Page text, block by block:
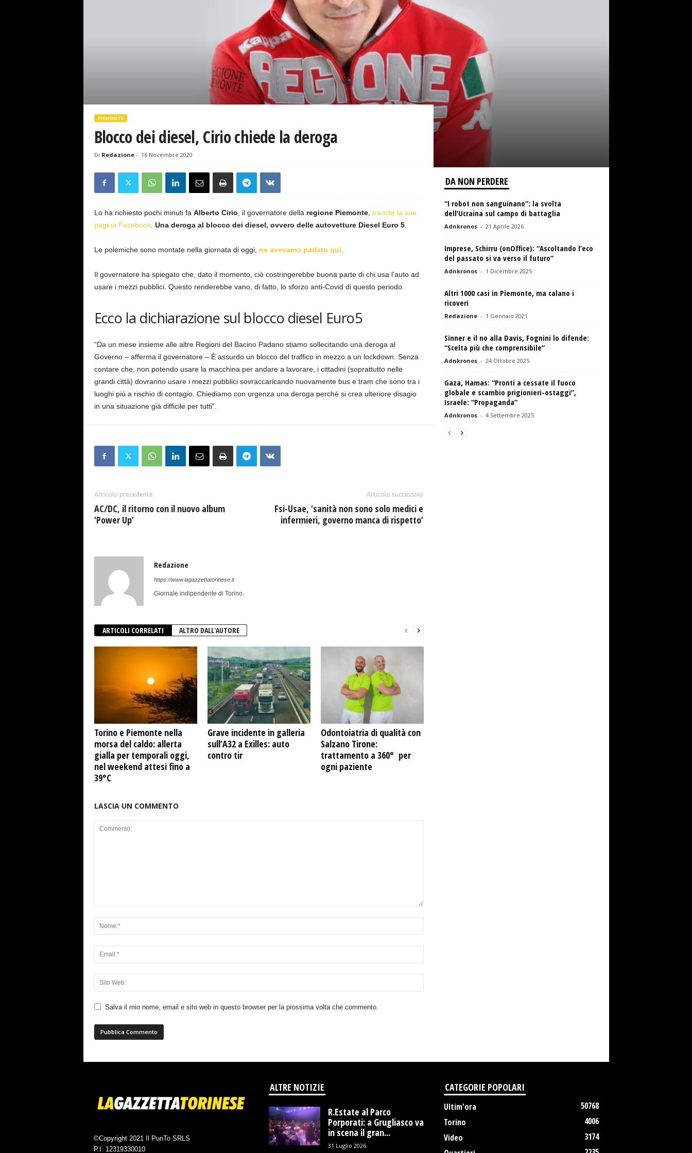
PIEMONTE
Blocco dei diesel, Cirio chiede la deroga
Di Redazione- 16 Novembre 2020
Lo ha richiesto pochi minuti fa Alberto Cirio , il governatore della regione Piemonte, tramite la sua
pagina Facebook. Una deroga al blocco dei diesel, ovvero delle autovetture Diesel Euro 5.
Le polemiche sono montate nella giornata di oggi, ne avevamo parlato qui
Il governatore ha spiegato che, dato il momento, ciò costringerebbe buona parte di chi usa l’auto ad
usare i mezzi pubblici. Questo renderebbe vano, di fatto, lo sforzo anti-Covid di questo periodo.
Ecco la dichiarazione sul blocco diesel Euro5
“Da un mese insieme alle altre Regioni del Bacino Padano stiamo sollecitando una deroga al
Governo – afferma il governatore – È assurdo un blocco del traffico in mezzo a un lockdown. Senza
contare che, non potendo usare la macchina per andare a lavorare, i cittadini (soprattutto nelle
grandi città) dovranno usare i mezzi pubblici sovraccaricando nuovamente bus e tram che sono tra i
luoghi più a rischio di contagio. Chiediamo con urgenza una deroga perché si crea ulteriore disagio
in una situazione già difficile per tutti”.
Articolo precedente
AC/DC, il ritorno con il nuovo album
‘Power Up’
Articolo successivo
Fsi-Usae, ‘sanità non sono solo medici e
infermieri, governo manca di rispetto’
Redazione
https://www.lagazzettatorinese.it
Giornale indipendente di Torino.
ARTICOLI CORRELATI ALTRO DALL'AUTORE
Torino e Piemonte nella
morsa del caldo: allerta
gialla per temporali oggi,
nel weekend attesi fino a
39°C
Grave incidente in galleria
sull’A32 a Exilles: auto
contro tir
Odontoiatria di qualità con
Salzano Tirone:
trattamento a 360° per
ogni paziente
LASCIA UN COMMENTO
Salva il mio nome, email e sito web in questo browser per la prossima volta che commento.
DA NON PERDERE
“I robot non sanguinano”: la svolta
dell’Ucraina sul campo di battaglia
Adnkronos - 21 Aprile 2026
Imprese, Schirru (onOffice): “Ascoltando l’eco
del passato si va verso il futuro”
Adnkronos - 1 Dicembre 2025
Altri 1000 casi in Piemonte, ma calano i
ricoveri
Redazione - 1 Gennaio 2021
Sinner e il no alla Davis, Fognini lo difende:
“Scelta più che comprensibile”
Adnkronos - 24 Ottobre 2025
Gaza, Hamas: “Pronti a cessate il fuoco
globale e scambio prigionieri-ostaggi”,
Israele: “Propaganda”
Adnkronos - 4 Settembre 2025
©Copyright 2021 Il PunTo SRLS
P.I. 12319330010
ALTRE NOTIZIE
R.Estate al Parco
Porporati: a Grugliasco va
in scena il gran...
31 Luglio 2026
CATEGORIE POPOLARI
Ultim'ora
50768
Torino
4006
Video
3174